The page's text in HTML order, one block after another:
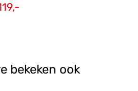
bekeken ook